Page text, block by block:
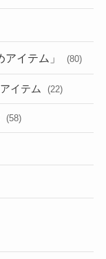
イテム」 (80)
イテム (22)
(58)